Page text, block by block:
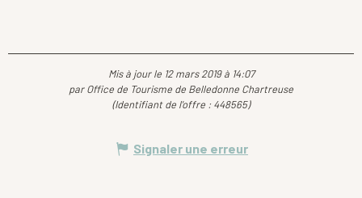
Mis à jour le 12 mars 2019 à 14:07
par Office de Tourisme de Belledonne Chartreuse
(Identifiant de l'offre : 448565)
Signaler une erreur